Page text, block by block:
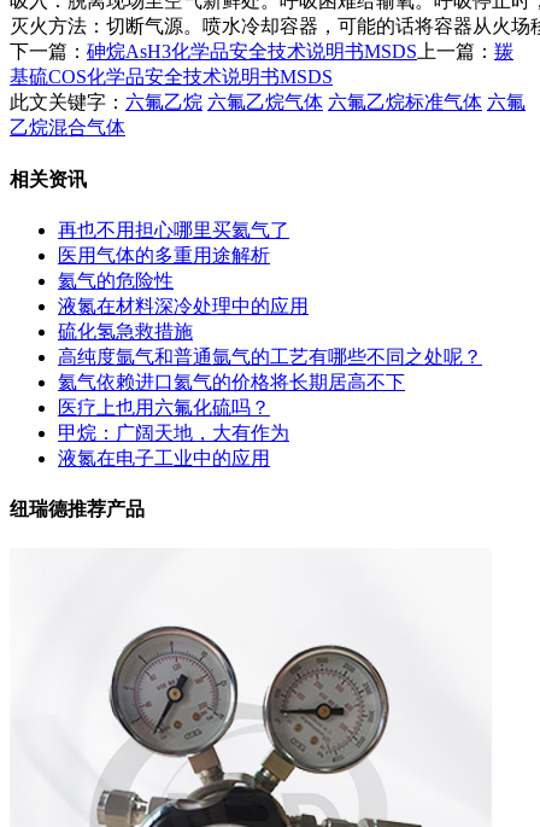
灭火方法：切断气源。喷水冷却容器，可能的话将容器从火
下一篇： 砷烷AsH3化学品安全技术说明书MSDS 上一篇： 羰
基硫COS化学品安全技术说明书MSDS
此文关键字： 六氟乙烷 六氟乙烷气体 六氟乙烷标准气体 六氟
乙烷混合气体
相关资讯
再也不用担心哪里买氦气了
医用气体的多重用途解析
氦气的危险性
液氮在材料深冷处理中的应用
硫化氢急救措施
高纯度氩气和普通氩气的工艺有哪些不同之处呢？
氦气依赖进口氦气的价格将长期居高不下
医疗上也用六氟化硫吗？
甲烷：广阔天地，大有作为
液氮在电子工业中的应用
纽瑞德推荐产品